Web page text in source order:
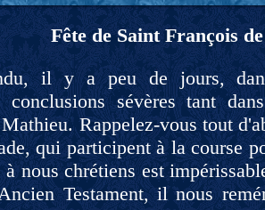
Fête de Saint François de
il y a peu de jours,
conclusions sévères tant
Rappelez-vous tout
qui participent à la course
à nous chrétiens est
Testament, il nous